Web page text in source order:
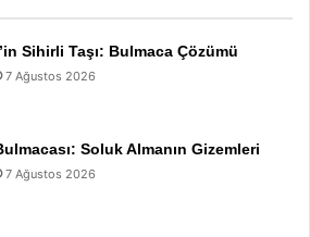
Sihirli Taşı: Bulmaca Çözümü
7 Ağustos 2026
Soluk Almanın Gizemleri
7 Ağustos 2026